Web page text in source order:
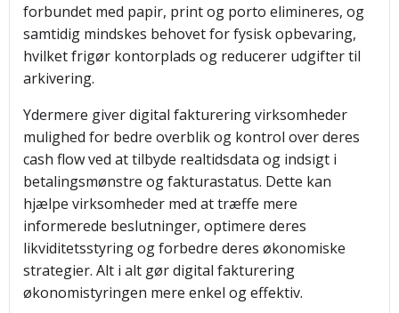
forbundet med papir, print og porto elimineres, og
samtidig mindskes behovet for fysisk opbevaring,
hvilket frigør kontorplads og reducerer udgifter til
arkivering.
Ydermere giver digital fakturering virksomheder
mulighed for bedre overblik og kontrol over deres
cash flow ved at tilbyde realtidsdata og indsigt i
betalingsmønstre og fakturastatus. Dette kan
hjælpe virksomheder med at træffe mere
informerede beslutninger, optimere deres
likviditetsstyring og forbedre deres økonomiske
strategier. Alt i alt gør digital fakturering
økonomistyringen mere enkel og effektiv.